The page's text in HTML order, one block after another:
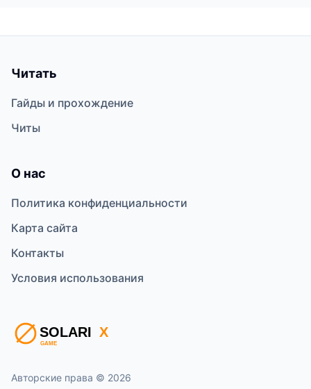
Читать
Гайды и прохождение
Читы
О нас
Политика конфиденциальности
Карта сайта
Контакты
Условия использования
Авторские права © 2026